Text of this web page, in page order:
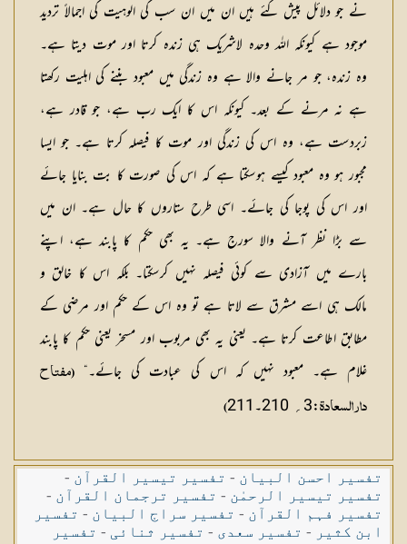
نے جو دلائل پیش کئے ہیں ان میں ان سب کی الوہیت کی اجمالاً تردید
موجود ہے کیونکہ اللہ وحدہ لاشریک ہی زندہ کرتا اور موت دیتا ہے۔
وہ زندہ، جو مر جانے والا ہے وہ زندگی میں معبود بننے کی اہلیت رکھتا
ہے نہ مرنے کے بعد۔ کیونکہ اس کا ایک رب ہے، جو قادر ہے،
زبردست ہے، وہ اس کی زندگی اور موت کا فیصلہ کرتا ہے۔ جو ایسا
مجبور ہو وہ معبود کیسے ہوسکتا ہے کہ اس کی صورت کا بت بنایا جائے
اور اس کی پوجا کی جائے۔ اسی طرح ستاروں کا حال ہے۔ ان میں
سے بڑا نظر آنے والا سورج ہے۔ یہ بھی حکم کا پابند ہے، اپنے
بارے میں آزادی سے کوئی فیصلہ نہیں کرسکتا۔ بلکہ اس کا خالق و
مالک ہی اسے مشرق سے لاتا ہے تو وہ اس کے حکم اور مرضی کے
مطابق اطاعت کرتا ہے۔ یعنی یہ بھی مربوب اور مسخر یعنی حکم کا پابند
غلام ہے۔ معبود نہیں کہ اس کی عبادت کی جائے۔“
(مفتاح
دارالسعادۃ:3؍ 210۔211 )
تفسیر احسن البیان - تفسیر تیسیر القرآن -
تفسیر تیسیر الرحمٰن - تفسیر ترجمان القرآن -
تفسیر فہم القرآن - تفسیر سراج البیان - تفسیر
ابن کثیر - تفسیر سعدی - تفسیر ثنائی - تفسیر